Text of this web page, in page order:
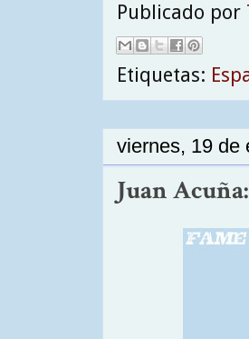
Publicado por
Etiquetas:
viernes, 19 de
Juan